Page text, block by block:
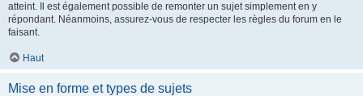
atteint. Il est également possible de remonter un sujet simplement en y
répondant. Néanmoins, assurez-vous de respecter les règles du forum en le
faisant.
Haut
Mise en forme et types de sujets